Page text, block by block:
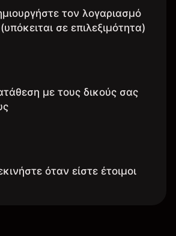
τον λογαριασμό
σε επιλεξιμότητα)
με τους δικούς σας
όταν είστε έτοιμοι